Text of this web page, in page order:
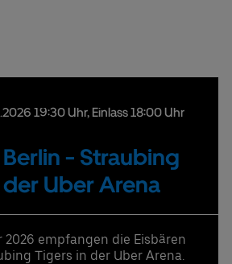
2026 19:30 Uhr, Einlass 18:00 Uhr
- Straubing
Uber Arena
2026 empfangen die Eisbären
Tigers in der Uber Arena.